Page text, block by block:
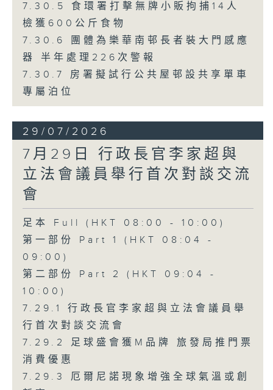
7.30.5 食環署打擊無牌小販拘捕14人
檢獲600公斤食物
7.30.6 團體為樂華南邨長者裝大門感應
器 半年處理226次警報
7.30.7 房署擬試行公共屋邨設共享單車
專屬泊位
29/07/2026
7月29日 行政長官李家超與
立法會議員舉行首次對談交流
會
足本 Full (HKT 08:00 - 10:00)
第一部份 Part 1 (HKT 08:04 -
09:00)
第二部份 Part 2 (HKT 09:04 -
10:00)
7.29.1 行政長官李家超與立法會議員舉
行首次對談交流會
7.29.2 足球盛會獲M品牌 旅發局推門票
消費優惠
7.29.3 厄爾尼諾現象增強全球氣溫或創